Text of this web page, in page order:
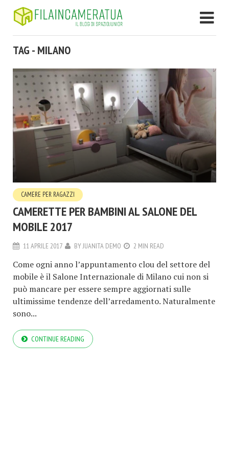
TAG - MILANO
CAMERE PER RAGAZZI
CAMERETTE PER BAMBINI AL SALONE DEL
MOBILE 2017
11 APRILE 2017 BYJUANITA DEMO 2 MIN READ
Come ogni anno l’appuntamento clou del settore del
mobile è il Salone Internazionale di Milano cui non si
può mancare per essere sempre aggiornati sulle
ultimissime tendenze dell’arredamento. Naturalmente
sono...
CONTINUE READING